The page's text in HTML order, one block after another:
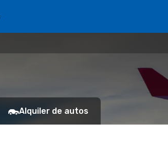
Alquiler de autos